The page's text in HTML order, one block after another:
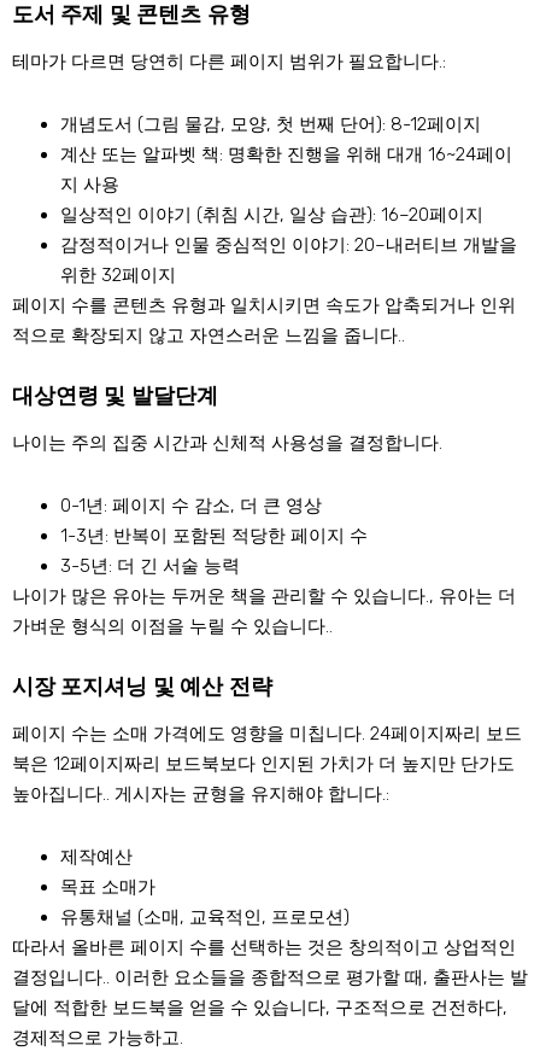
도서 주제 및 콘텐츠 유형
테마가 다르면 당연히 다른 페이지 범위가 필요합니다.:
개념도서 (그림 물감, 모양, 첫 번째 단어): 8-12페이지
계산 또는 알파벳 책: 명확한 진행을 위해 대개 16~24페이
지 사용
일상적인 이야기
(취침 시간, 일상 습관): 16–20페이지
감정적이거나 인물 중심적인 이야기 : 20–내러티브 개발을
위한 32페이지
페이지 수를 콘텐츠 유형과 일치시키면 속도가 압축되거나 인위
적으로 확장되지 않고 자연스러운 느낌을 줍니다..
대상연령 및 발달단계
나이는 주의 집중 시간과 신체적 사용성을 결정합니다.
0-1년: 페이지 수 감소, 더 큰 영상
1-3년: 반복이 포함된 적당한 페이지 수
3-5년: 더 긴 서술 능력
나이가 많은 유아는 두꺼운 책을 관리할 수 있습니다., 유아는 더
가벼운 형식의 이점을 누릴 수 있습니다..
시장 포지셔닝 및 예산 전략
페이지 수는 소매 가격에도 영향을 미칩니다. 24페이지짜리 보드
북은 12페이지짜리 보드북보다 인지된 가치가 더 높지만 단가도
높아집니다.. 게시자는 균형을 유지해야 합니다.:
제작예산
목표 소매가
유통채널 (소매, 교육적인, 프로모션)
따라서 올바른 페이지 수를 선택하는 것은 창의적이고 상업적인
결정입니다.. 이러한 요소들을 종합적으로 평가할 때, 출판사는 발
달에 적합한 보드북을 얻을 수 있습니다, 구조적으로 건전하다,
경제적으로 가능하고.